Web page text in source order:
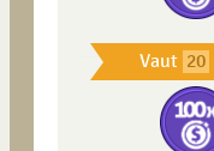
Vaut 20